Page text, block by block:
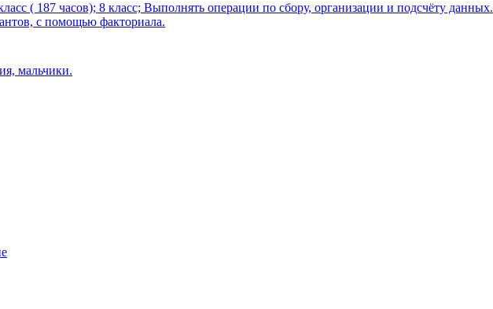
( 187 часов); 8 класс; Выполнять операции по сбору, организации и подсчёту данных.
с помощью факториала.
мальчики.